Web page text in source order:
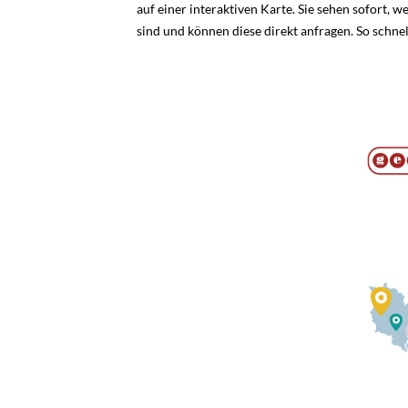
10. Altstadtgaragen
15. Premiumflächen Salzburg Airport
auf einer interaktiven Karte. Sie sehen sofort,
sind und können diese direkt anfragen. So